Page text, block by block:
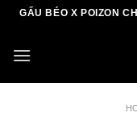
Skip
content
GẤU BÉO X POIZON